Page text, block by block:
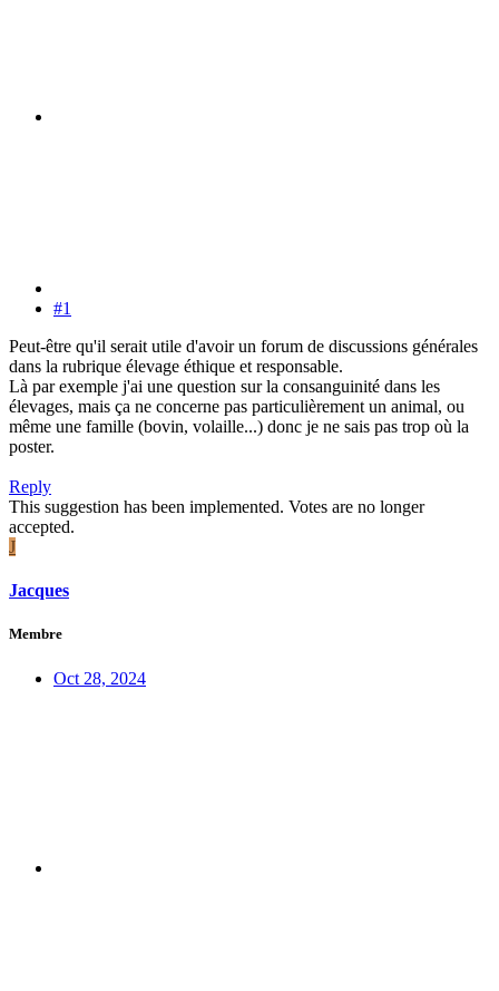
#1
Peut-être qu'il serait utile d'avoir un forum de discussions générales
dans la rubrique élevage éthique et responsable.
Là par exemple j'ai une question sur la consanguinité dans les
élevages, mais ça ne concerne pas particulièrement un animal, ou
même une famille (bovin, volaille...) donc je ne sais pas trop où la
poster.
Reply
This suggestion has been implemented. Votes are no longer
accepted.
J
Jacques
Membre
Oct 28, 2024